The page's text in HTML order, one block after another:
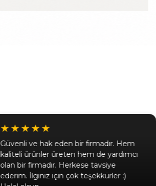
★★★★★
Güvenli ve hak eden bir firmadır. Hem
kaliteli ürünler üreten hem de yardımcı
olan bir firmadır. Herkese tavsiye
ederim. İlginiz için çok teşekkürler :)